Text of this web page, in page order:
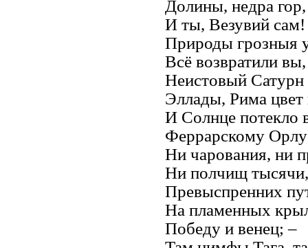
Долины, недра
И ты, Везувий сам!
Природы грозныя
Всё возвратили
Неистовый Сатурн
Эллады, Рима цвет
И Солнце потекло
Феррарскому
Ни чарования, ни
Ни полчищ
Превыспренних
На пламенных
Победу и венец; –